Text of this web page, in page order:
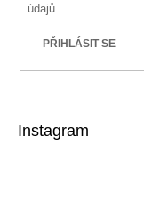
údajů
PŘIHLÁSIT SE
Instagram